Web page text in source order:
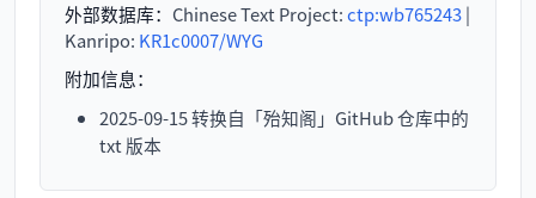
外部数据库： Chinese Text Project:ctp:wb765243|
Kanripo: KR1c0007/WYG
附加信息：
2025-09-15 转换自「殆知阁」GitHub 仓库中的
txt 版本